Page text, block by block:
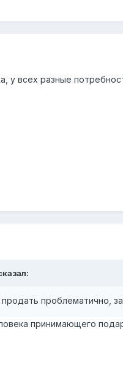
у всех разные
проблематично,
принимающего